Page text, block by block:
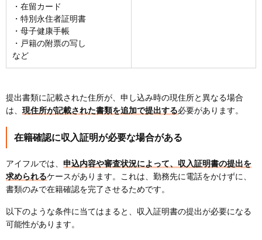
・在留カード
・特別永住者証明書
・母子健康手帳
・戸籍の附票の写し
など
提出書類に記載された住所が、申し込み時の現住所と異なる場合
は、 現住所が記載された書類を追加で提出する必要があります。
在籍確認に収入証明が必要な場合がある
アイフルでは、 申込内容や審査状況によって、収入証明書の提出を
求められるケースがあります。これは、勤務先に電話をかけずに、
書類のみで在籍確認を完了させるためです。
以下のような条件に当てはまると、収入証明書の提出が必要になる
可能性があります。